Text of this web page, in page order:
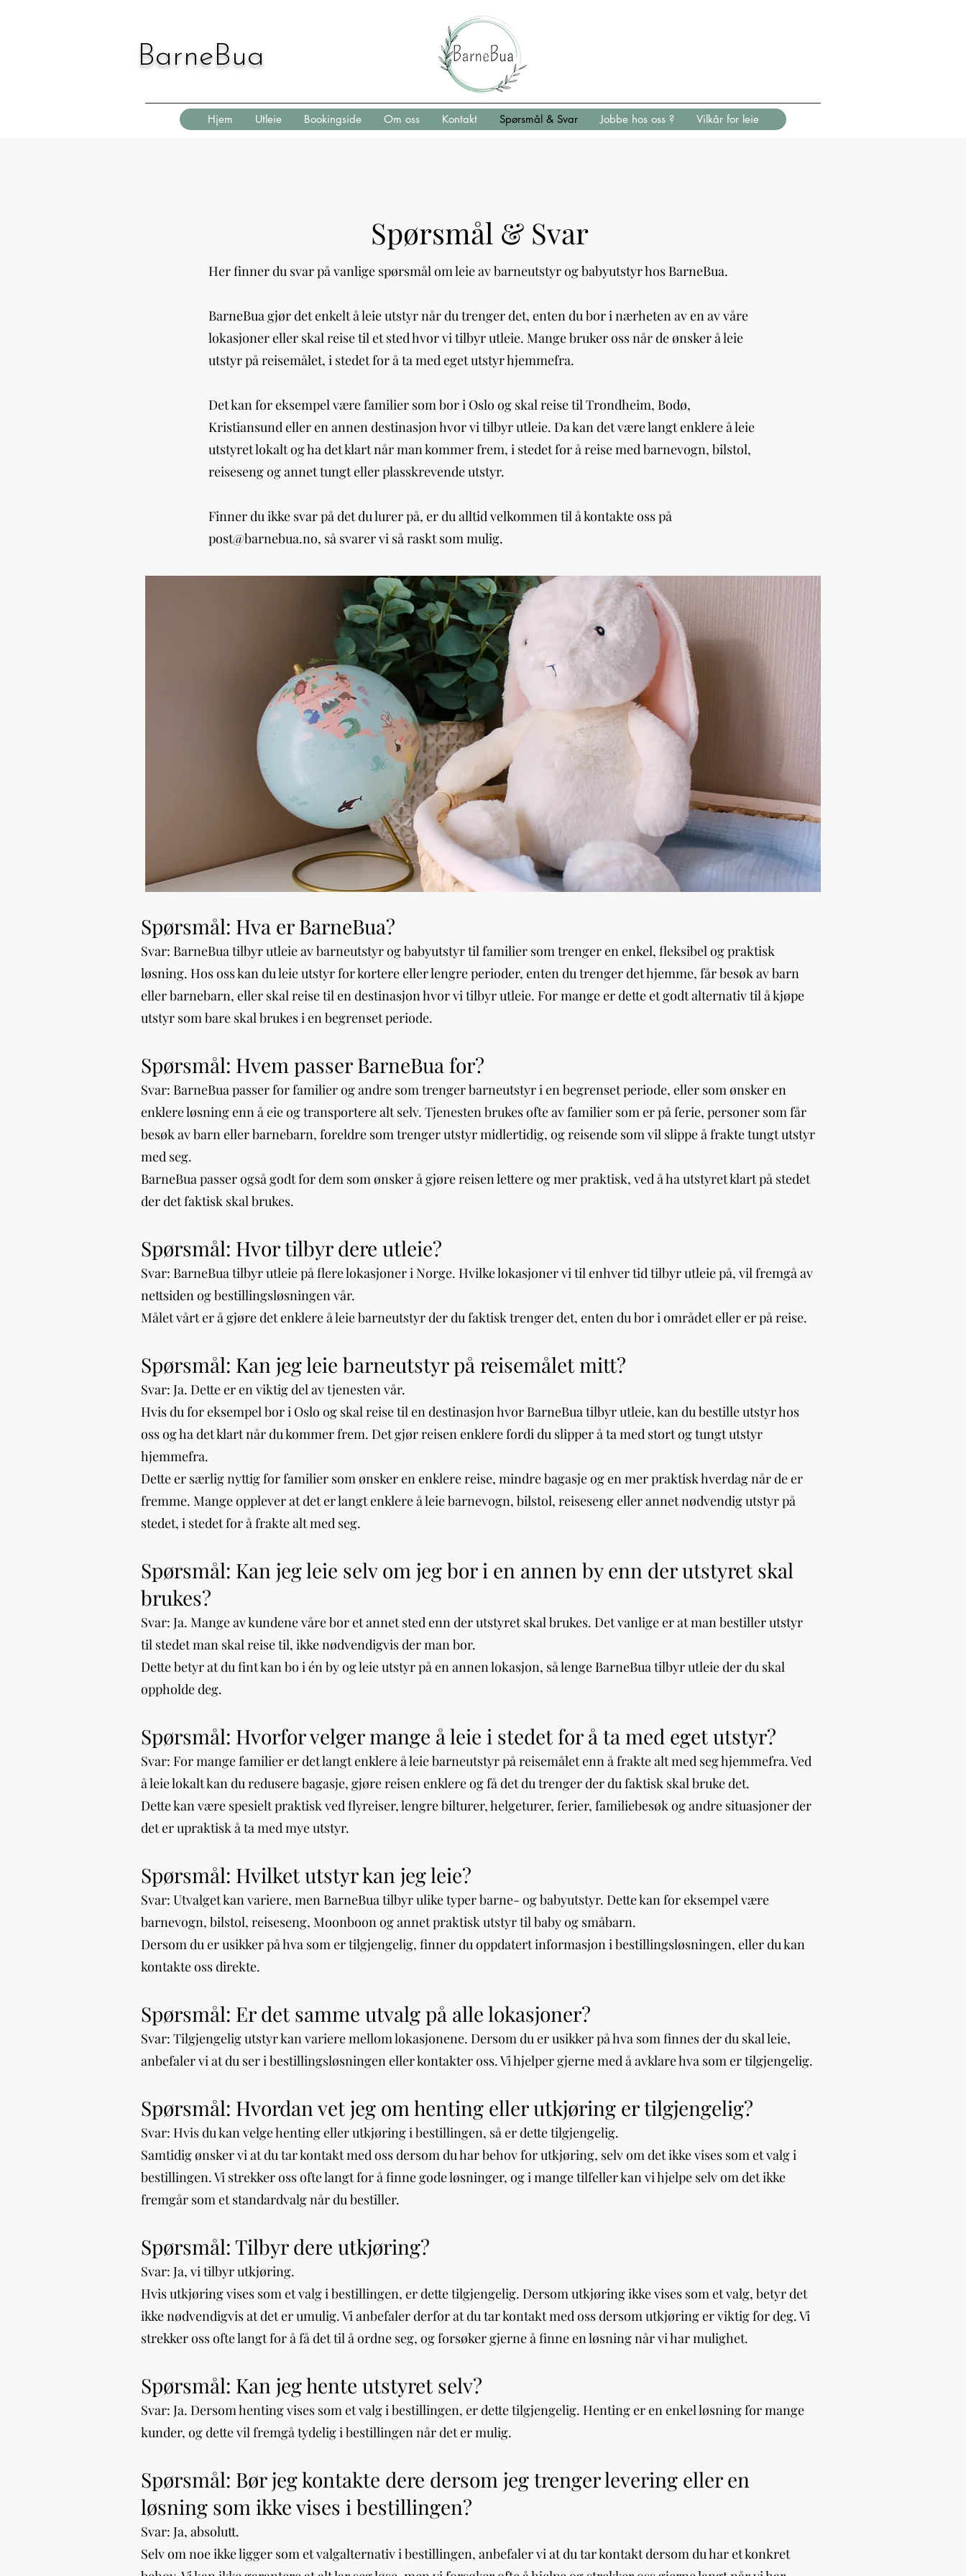
BarneBua
Hjem Utleie Bookingside Om oss Kontakt Spørsmål & Svar Jobbe hos oss ? Vilkår for leie
Spørsmål & Svar
Her finner du svar på vanlige spørsmål om leie av barneutstyr og babyutstyr hos BarneBua.
BarneBua gjør det enkelt å leie utstyr når du trenger det, enten du bor i nærheten av en av våre
lokasjoner eller skal reise til et sted hvor vi tilbyr utleie. Mange bruker oss når de ønsker å leie
utstyr på reisemålet, i stedet for å ta med eget utstyr hjemmefra.
Det kan for eksempel være familier som bor i Oslo og skal reise til Trondheim, Bodø,
Kristiansund eller en annen destinasjon hvor vi tilbyr utleie. Da kan det være langt enklere å leie
utstyret lokalt og ha det klart når man kommer frem, i stedet for å reise med barnevogn, bilstol,
reiseseng og annet tungt eller plasskrevende utstyr.
Finner du ikke svar på det du lurer på, er du alltid velkommen til å kontakte oss på
post@barnebua.no, så svarer vi så raskt som mulig.
Spørsmål: Hva er BarneBua?
Svar: BarneBua tilbyr utleie av barneutstyr og babyutstyr til familier som trenger en enkel, fleksibel og praktisk
løsning. Hos oss kan du leie utstyr for kortere eller lengre perioder, enten du trenger det hjemme, får besøk av barn
eller barnebarn, eller skal reise til en destinasjon hvor vi tilbyr utleie. For mange er dette et godt alternativ til å kjøpe
utstyr som bare skal brukes i en begrenset periode.
Spørsmål: Hvem passer BarneBua for?
Svar: BarneBua passer for familier og andre som trenger barneutstyr i en begrenset periode, eller som ønsker en
enklere løsning enn å eie og transportere alt selv. Tjenesten brukes ofte av familier som er på ferie, personer som får
besøk av barn eller barnebarn, foreldre som trenger utstyr midlertidig, og reisende som vil slippe å frakte tungt utstyr
med seg.
BarneBua passer også godt for dem som ønsker å gjøre reisen lettere og mer praktisk, ved å ha utstyret klart på stedet
der det faktisk skal brukes.
Spørsmål: Hvor tilbyr dere utleie?
Svar: BarneBua tilbyr utleie på flere lokasjoner i Norge. Hvilke lokasjoner vi til enhver tid tilbyr utleie på, vil fremgå av
nettsiden og bestillingsløsningen vår.
Målet vårt er å gjøre det enklere å leie barneutstyr der du faktisk trenger det, enten du bor i området eller er på reise.
Spørsmål: Kan jeg leie barneutstyr på reisemålet mitt?
Svar: Ja. Dette er en viktig del av tjenesten vår.
Hvis du for eksempel bor i Oslo og skal reise til en destinasjon hvor BarneBua tilbyr utleie, kan du bestille utstyr hos
oss og ha det klart når du kommer frem. Det gjør reisen enklere fordi du slipper å ta med stort og tungt utstyr
hjemmefra.
Dette er særlig nyttig for familier som ønsker en enklere reise, mindre bagasje og en mer praktisk hverdag når de er
fremme. Mange opplever at det er langt enklere å leie barnevogn, bilstol, reiseseng eller annet nødvendig utstyr på
stedet, i stedet for å frakte alt med seg.
Spørsmål: Kan jeg leie selv om jeg bor i en annen by enn der utstyret skal
brukes?
Svar: Ja. Mange av kundene våre bor et annet sted enn der utstyret skal brukes. Det vanlige er at man bestiller utstyr
til stedet man skal reise til, ikke nødvendigvis der man bor.
Dette betyr at du fint kan bo i én by og leie utstyr på en annen lokasjon, så lenge BarneBua tilbyr utleie der du skal
oppholde deg.
Spørsmål: Hvorfor velger mange å leie i stedet for å ta med eget utstyr?
Svar: For mange familier er det langt enklere å leie barneutstyr på reisemålet enn å frakte alt med seg hjemmefra. Ved
å leie lokalt kan du redusere bagasje, gjøre reisen enklere og få det du trenger der du faktisk skal bruke det.
Dette kan være spesielt praktisk ved flyreiser, lengre bilturer, helgeturer, ferier, familiebesøk og andre situasjoner der
det er upraktisk å ta med mye utstyr.
Spørsmål: Hvilket utstyr kan jeg leie?
Svar: Utvalget kan variere, men BarneBua tilbyr ulike typer barne- og babyutstyr. Dette kan for eksempel være
barnevogn, bilstol, reiseseng, Moonboon og annet praktisk utstyr til baby og småbarn.
Dersom du er usikker på hva som er tilgjengelig, finner du oppdatert informasjon i bestillingsløsningen, eller du kan
kontakte oss direkte.
Spørsmål: Er det samme utvalg på alle lokasjoner?
Svar: Tilgjengelig utstyr kan variere mellom lokasjonene. Dersom du er usikker på hva som finnes der du skal leie,
anbefaler vi at du ser i bestillingsløsningen eller kontakter oss. Vi hjelper gjerne med å avklare hva som er tilgjengelig.
Spørsmål: Hvordan vet jeg om henting eller utkjøring er tilgjengelig?
Svar: Hvis du kan velge henting eller utkjøring i bestillingen, så er dette tilgjengelig.
Samtidig ønsker vi at du tar kontakt med oss dersom du har behov for utkjøring, selv om det ikke vises som et valg i
bestillingen. Vi strekker oss ofte langt for å finne gode løsninger, og i mange tilfeller kan vi hjelpe selv om det ikke
fremgår som et standardvalg når du bestiller.
Spørsmål: Tilbyr dere utkjøring?
Svar: Ja, vi tilbyr utkjøring.
Hvis utkjøring vises som et valg i bestillingen, er dette tilgjengelig. Dersom utkjøring ikke vises som et valg, betyr det
ikke nødvendigvis at det er umulig. Vi anbefaler derfor at du tar kontakt med oss dersom utkjøring er viktig for deg. Vi
strekker oss ofte langt for å få det til å ordne seg, og forsøker gjerne å finne en løsning når vi har mulighet.
Spørsmål: Kan jeg hente utstyret selv?
Svar: Ja. Dersom henting vises som et valg i bestillingen, er dette tilgjengelig. Henting er en enkel løsning for mange
kunder, og dette vil fremgå tydelig i bestillingen når det er mulig.
Spørsmål: Bør jeg kontakte dere dersom jeg trenger levering eller en
løsning som ikke vises i bestillingen?
Svar: Ja, absolutt.
Selv om noe ikke ligger som et valgalternativ i bestillingen, anbefaler vi at du tar kontakt dersom du har et konkret